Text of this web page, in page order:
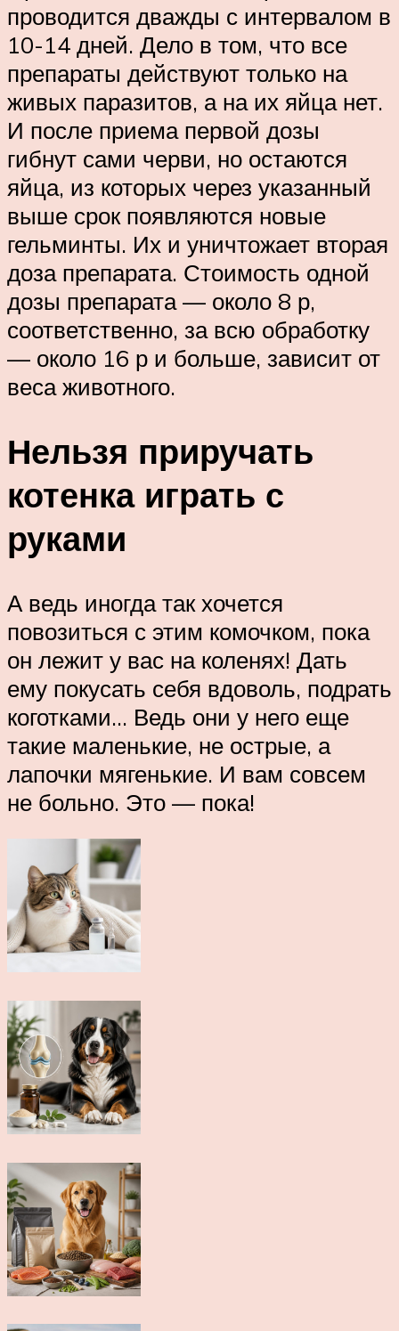
проводится дважды с интервалом в
10-14 дней. Дело в том, что все
препараты действуют только на
живых паразитов, а на их яйца нет.
И после приема первой дозы
гибнут сами черви, но остаются
яйца, из которых через указанный
выше срок появляются новые
гельминты. Их и уничтожает вторая
доза препарата. Стоимость одной
дозы препарата — около 8 р,
соответственно, за всю обработку
— около 16 р и больше, зависит от
веса животного.
Нельзя приручать
котенка играть с
руками
А ведь иногда так хочется
повозиться с этим комочком, пока
он лежит у вас на коленях! Дать
ему покусать себя вдоволь, подрать
коготками… Ведь они у него еще
такие маленькие, не острые, а
лапочки мягенькие. И вам совсем
не больно. Это — пока!